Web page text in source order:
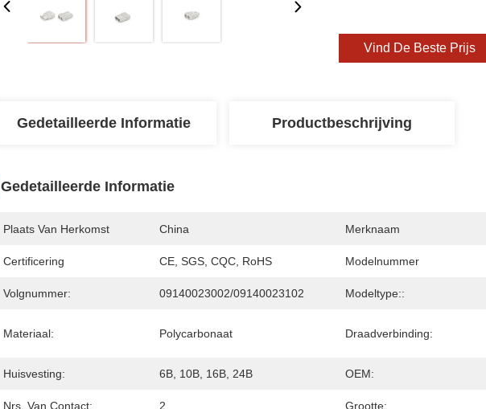
Vind De Beste Prijs
Gedetailleerde Informatie Productbeschrijving
Gedetailleerde Informatie
Plaats Van Herkomst China Merknaam
Certificering CE, SGS, CQC, RoHS Modelnummer
Volgnummer: 09140023002/09140023102 Modeltype::
Materiaal: Polycarbonaat Draadverbinding:
Huisvesting: 6B, 10B, 16B, 24B OEM:
Nrs. Van Contact: 2 Grootte: